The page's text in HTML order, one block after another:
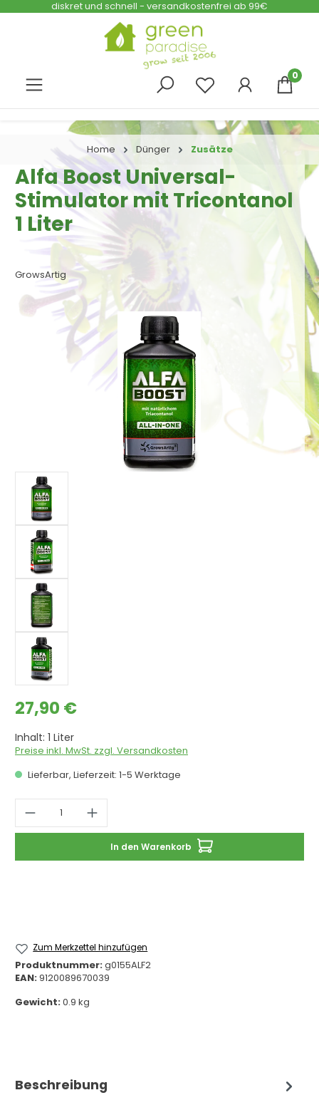
Zum Hauptinhalt springen
diskret und schnell - versandkostenfrei ab 99€
0
Home Dünger Zusätze
Alfa Boost Universal-
Stimulator mit Tricontanol
1 Liter
GrowsArtig
Bildergalerie überspringen
Regulärer Preis:
27,90 €
Inhalt: 1 Liter
Preise inkl. MwSt. zzgl. Versandkosten
Lieferbar, Lieferzeit: 1-5 Werktage
Produkt Anzahl: Gib den
In den Warenkorb
Zum Merkzettel hinzufügen
Produktnummer:g0155ALF2
EAN:9120089670039
Gewicht:0.9 kg
Beschreibung